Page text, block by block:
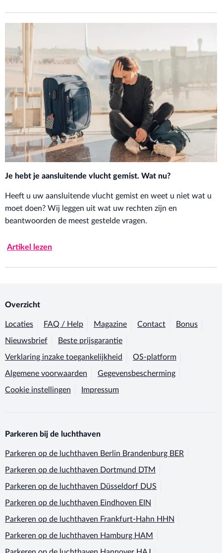
Je hebt je aansluitende vlucht gemist. Wat nu?
Heeft u uw aansluitende vlucht gemist en weet u niet wat u
moet doen? Wij leggen uit wat uw rechten zijn en
beantwoorden de meest gestelde vragen.
Artikel lezen
Overzicht
Locaties FAQ / Help Magazine Contact Bonus
Nieuwsbrief Beste prijsgarantie
Verklaring inzake toegankelijkheid OS-platform
Algemene voorwaarden Gegevensbescherming
Cookie instellingen Impressum
Parkeren bij de luchthaven
Parkeren op de luchthaven Berlin Brandenburg BER
Parkeren op de luchthaven Dortmund DTM
Parkeren op de luchthaven Düsseldorf DUS
Parkeren op de luchthaven Eindhoven EIN
Parkeren op de luchthaven Frankfurt-Hahn HHN
Parkeren op de luchthaven Hamburg HAM